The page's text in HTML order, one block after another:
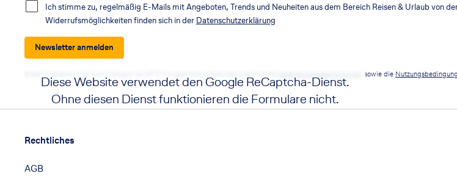
Ich stimme zu, regelmäßig E-Mails mit Angeboten, Trends und Neuheiten aus dem Bereich Reisen & Urlaub von
Widerrufsmöglichkeiten finden sich in der Datenschutzerklärung
Newsletter anmelden
Diese Website verwendet den Google ReCaptcha-Dienst.
Ohne diesen Dienst funktionieren die Formulare nicht.
sowie die
Footer navigation
Rechtliches
AGB